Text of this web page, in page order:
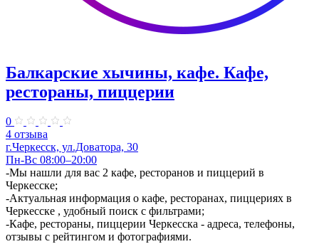
Балкарские хычины, кафе. Кафе,
рестораны, пиццерии
0
4 отзыва
г.Черкесск, ул.Доватора, 30
Пн-Вс 08:00–20:00
-Мы нашли для вас 2 кафе, ресторанов и пиццерий в
Черкесске;
-Актуальная информация о кафе, ресторанах, пиццериях в
Черкесске , удобный поиск с фильтрами;
-Кафе, рестораны, пиццерии Черкесска - адреса, телефоны,
отзывы с рейтингом и фотографиями.